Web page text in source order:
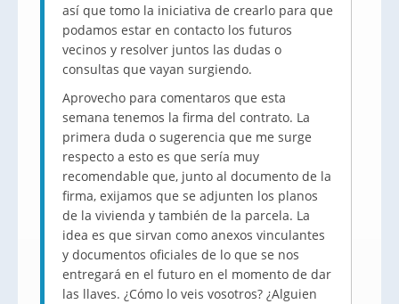
así que tomo la iniciativa de crearlo para que
podamos estar en contacto los futuros
vecinos y resolver juntos las dudas o
consultas que vayan surgiendo.
Aprovecho para comentaros que esta
semana tenemos la firma del contrato. La
primera duda o sugerencia que me surge
respecto a esto es que sería muy
recomendable que, junto al documento de la
firma, exijamos que se adjunten los planos
de la vivienda y también de la parcela. La
idea es que sirvan como anexos vinculantes
y documentos oficiales de lo que se nos
entregará en el futuro en el momento de dar
las llaves. ¿Cómo lo veis vosotros? ¿Alguien